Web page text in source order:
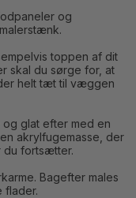
og
toppen af dit
skal du sørge for, at
helt tæt til væggen
og glat efter med en
akrylfugemasse, der
du fortsætter.
Bagefter males
flader.